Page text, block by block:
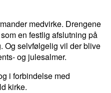
medvirke. Drengene
en festlig afslutning på
Og selvfølgelig vil der blive
og julesalmer.
i forbindelse med
kirke.